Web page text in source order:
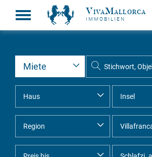
VivaMallorca
IMMOBILIEN